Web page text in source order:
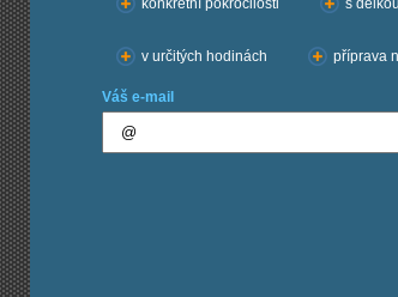
konkrétní pokročilosti
s
v určitých hodinách příprava
Váš e-mail